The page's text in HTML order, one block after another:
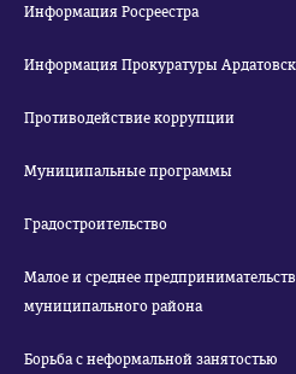
Информация Росреестра
Информация Прокуратуры
Противодействие коррупции
Муниципальные программы
Градостроительство
Малое и среднее
муниципального района
Борьба с неформальной занятостью